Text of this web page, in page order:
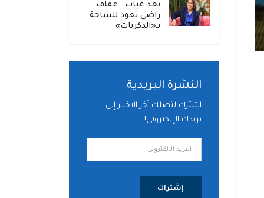
بعد غياب.. عفاف
راضي تعود للساحة
بـ«الذكريات»
النشرة البريدية
اشترك لتصلك آخر الاخبار إلى
بريدك الإلكتروني!
إشتراك